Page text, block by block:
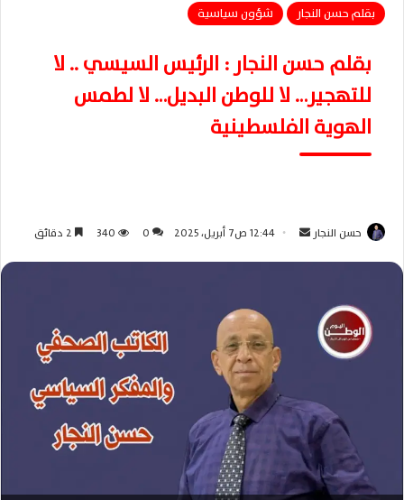
بقلم حسن النجار
شؤون سياسية
بقلم حسن النجار : الرئيس السيسي .. لا
للتهجير… لا للوطن البديل… لا لطمس
الهوية الفلسطينية
حسن النجار
ا
إ
ل
ك
ت
12:44 ص7 أبريل، 2025 0
340